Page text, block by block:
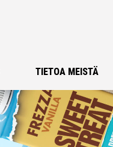
TIETOA MEISTÄ